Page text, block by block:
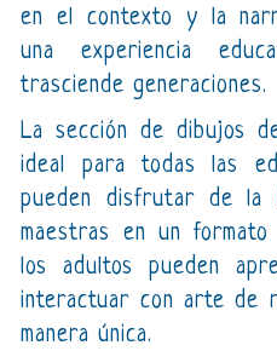
en el contexto y la
una experiencia
trasciende generaciones.
La sección de dibujos
ideal para todas las
pueden disfrutar de la
maestras en un
los adultos pueden
interactuar con arte de
manera única.